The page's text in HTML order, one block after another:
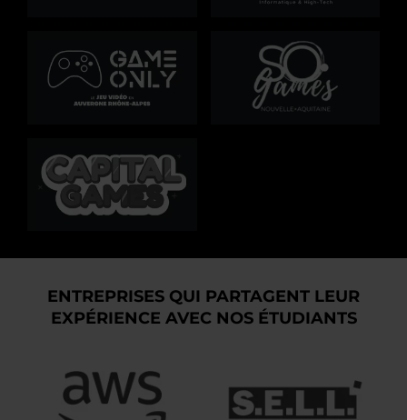
ENTREPRISES QUI PARTAGENT LEUR
EXPÉRIENCE AVEC NOS ÉTUDIANTS